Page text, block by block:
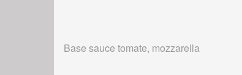
Base sauce tomate, mozzarella